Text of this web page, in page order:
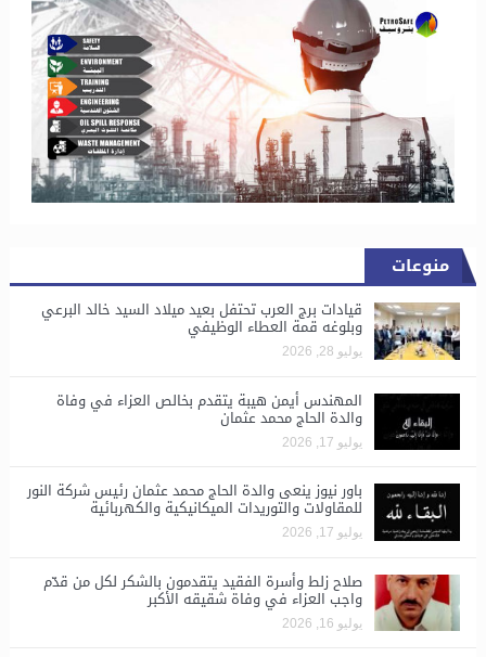
منوعات
قيادات برج العرب تحتفل بعيد ميلاد السيد خالد البرعي
وبلوغه قمة العطاء الوظيفي
يوليو 28, 2026
المهندس أيمن هيبة يتقدم بخالص العزاء في وفاة
والدة الحاج محمد عثمان
يوليو 17, 2026
باور نيوز ينعى والدة الحاج محمد عثمان رئيس شركة النور
للمقاولات والتوريدات الميكانيكية والكهربائية
يوليو 17, 2026
صلاح زلط وأسرة الفقيد يتقدمون بالشكر لكل من قدّم
واجب العزاء في وفاة شقيقه الأكبر
يوليو 16, 2026